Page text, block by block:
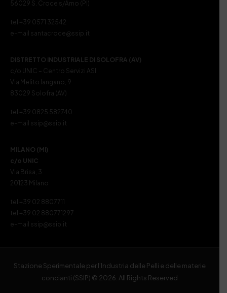
56029 S. Croce s/Arno (PI)
tel +39 0571 32542
e-mail santacroce@ssip.it
DISTRETTO INDUSTRIALE DI SOLOFRA (AV)
c/o UNIC – Centro Servizi ASI
Via Melito Iangano, 9
83029 Solofra (AV)
tel +39 0825 582740
e-mail ssip@ssip.it
MILANO (MI)
c/o UNIC
Via Brisa, 3
20123 Milano
tel +39 02 8807711
tel +39 02 880771297
e-mail ssip@ssip.it
Stazione Sperimentale per l’Industria delle Pelli e delle materie
concianti (SSIP) © 2026. All Rights Reserved